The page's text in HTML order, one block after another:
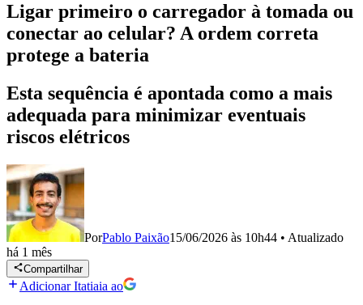
Ligar primeiro o carregador à tomada ou
conectar ao celular? A ordem correta
protege a bateria
Esta sequência é apontada como a mais
adequada para minimizar eventuais
riscos elétricos
PorPablo Paixão15/06/2026 às 10h44 • Atualizado
há 1 mês
Compartilhar
Adicionar Itatiaia ao